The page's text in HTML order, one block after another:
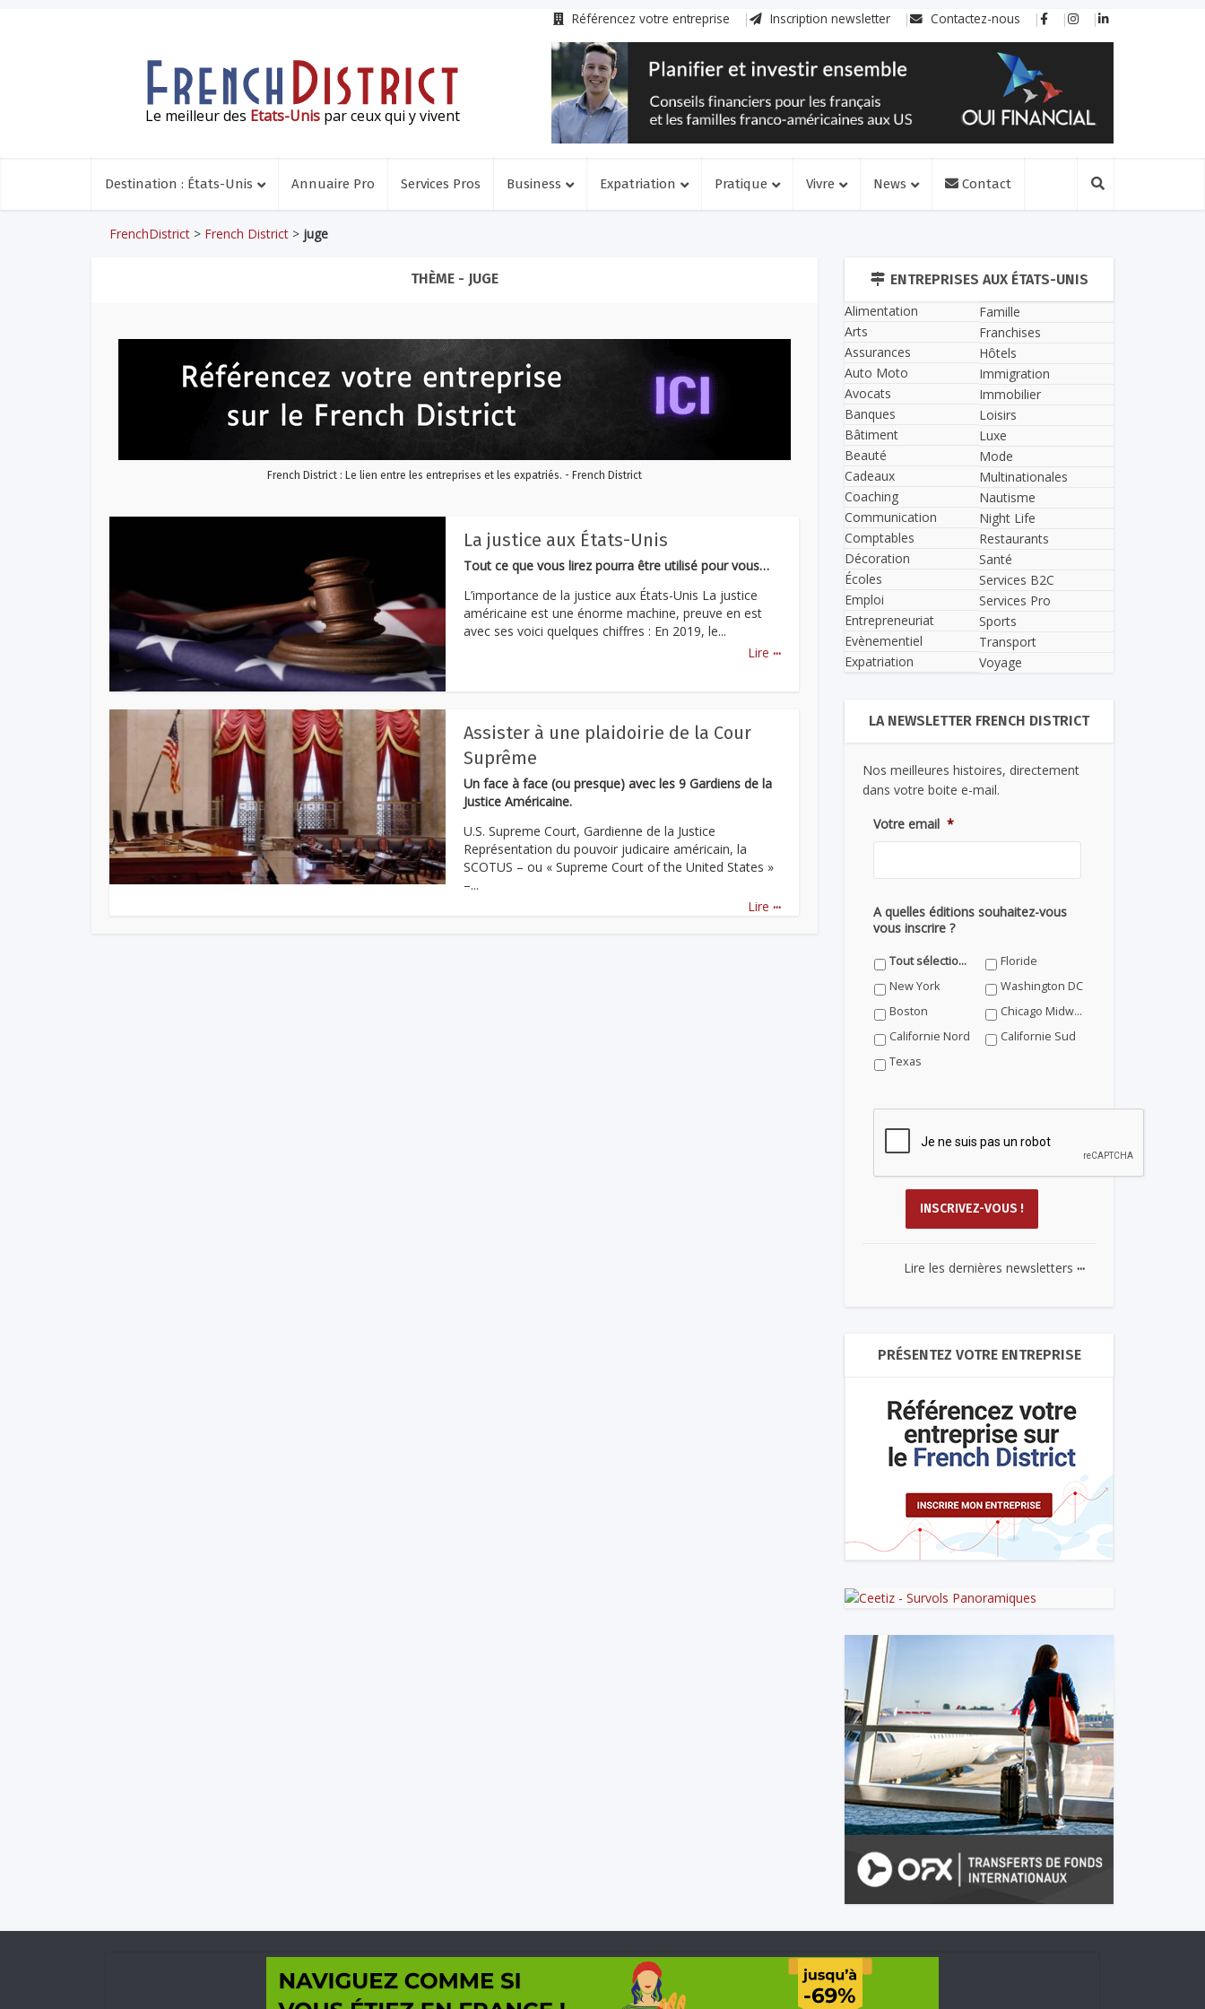
Référencez votre entreprise Inscription newsletter Contactez-nous
Le meilleur des Etats-Unis par ceux qui y vivent
Destination : États-Unis Annuaire Pro Services Pros Business Expatriation Pratique Vivre News Contact
FrenchDistrict > French District > juge
THÈME - JUGE
French District : Le lien entre les entreprises et les expatriés. - French District
La justice aux États-Unis
Tout ce que vous lirez pourra être utilisé pour vous…
L’importance de la justice aux États-Unis La justice
américaine est une énorme machine, preuve en est
avec ses voici quelques chiffres : En 2019, le...
Lire ...
Assister à une plaidoirie de la Cour
Suprême
Un face à face (ou presque) avec les 9 Gardiens de la
Justice Américaine.
U.S. Supreme Court, Gardienne de la Justice
Représentation du pouvoir judicaire américain, la
SCOTUS – ou « Supreme Court of the United States »
–...
Lire ...
ENTREPRISES AUX ÉTATS-UNIS
Alimentation
Arts
Assurances
Auto Moto
Avocats
Banques
Bâtiment
Beauté
Cadeaux
Coaching
Communication
Comptables
Décoration
Écoles
Emploi
Entrepreneuriat
Evènementiel
Expatriation
Famille
Franchises
Hôtels
Immigration
Immobilier
Loisirs
Luxe
Mode
Multinationales
Nautisme
Night Life
Restaurants
Santé
Services B2C
Services Pro
Sports
Transport
Voyage
LA NEWSLETTER FRENCH DISTRICT
Nos meilleures histoires, directement
dans votre boite e-mail.
Votre email *
A quelles éditions souhaitez-vous
vous inscrire ?
Tout sélectionner
Floride
New York
Washington DC
Boston
Chicago Midwest
Californie Nord
Californie Sud
Texas
Lire les dernières newsletters ...
PRÉSENTEZ VOTRE ENTREPRISE